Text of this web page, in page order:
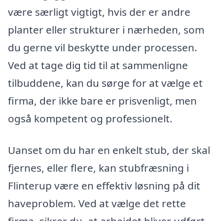
være særligt vigtigt, hvis der er andre
planter eller strukturer i nærheden, som
du gerne vil beskytte under processen.
Ved at tage dig tid til at sammenligne
tilbuddene, kan du sørge for at vælge et
firma, der ikke bare er prisvenligt, men
også kompetent og professionelt.
Uanset om du har en enkelt stub, der skal
fjernes, eller flere, kan stubfræsning i
Flinterup være en effektiv løsning på dit
haveproblem. Ved at vælge det rette